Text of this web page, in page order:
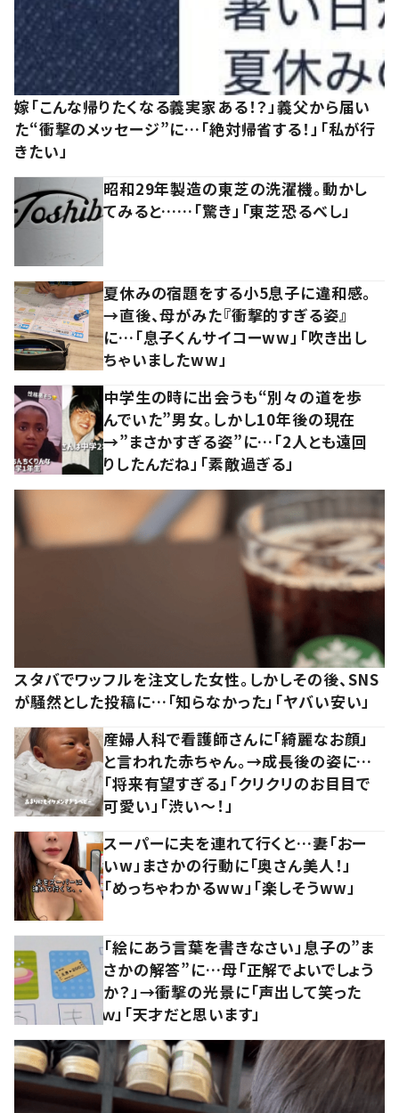
嫁「こんな帰りたくなる義実家ある！？」義父から届い
た“衝撃のメッセージ”に…「絶対帰省する！」「私が行
きたい」
昭和29年製造の東芝の洗濯機。動かし
てみると……「驚き」「東芝恐るべし」
夏休みの宿題をする小5息子に違和感。
→直後、母がみた『衝撃的すぎる姿』
に…「息子くんサイコーww」「吹き出し
ちゃいましたww」
中学生の時に出会うも“別々の道を歩
んでいた”男女。しかし10年後の現在
→”まさかすぎる姿”に…「2人とも遠回
りしたんだね」「素敵過ぎる」
スタバでワッフルを注文した女性。しかしその後、SNS
が騒然とした投稿に…「知らなかった」「ヤバい安い」
産婦人科で看護師さんに「綺麗なお顔」
と言われた赤ちゃん。→成長後の姿に…
「将来有望すぎる」「クリクリのお目目で
可愛い」「渋い～！」
スーパーに夫を連れて行くと…妻「おー
いw」まさかの行動に「奥さん美人！」
「めっちゃわかるww」「楽しそうww」
「絵にあう言葉を書きなさい」息子の”ま
さかの解答”に…母「正解でよいでしょう
か？」→衝撃の光景に「声出して笑った
ｗ」「天才だと思います」